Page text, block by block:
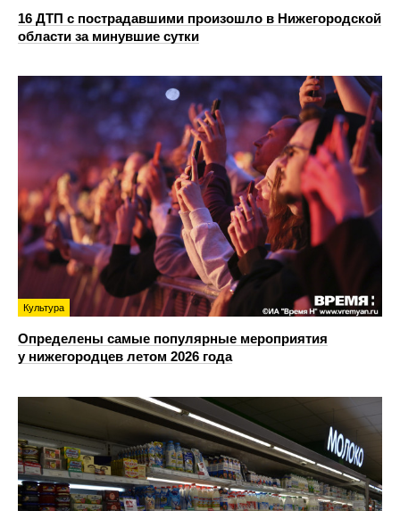
16 ДТП с пострадавшими произошло в Нижегородской
области за минувшие сутки
Культура
Определены самые популярные мероприятия
у нижегородцев летом 2026 года